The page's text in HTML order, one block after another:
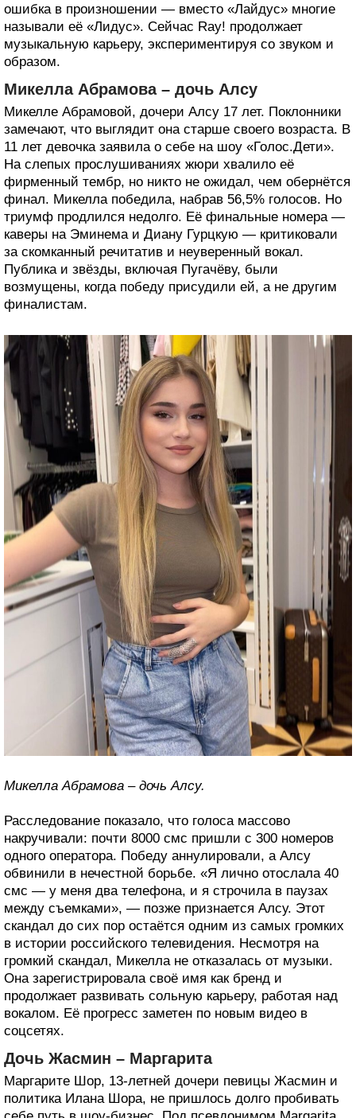
ошибка в произношении — вместо «Лайдус» многие
называли её «Лидус». Сейчас Ray! продолжает
музыкальную карьеру, экспериментируя со звуком и
образом.
Микелла Абрамова – дочь Алсу
Микелле Абрамовой, дочери Алсу 17 лет. Поклонники
замечают, что выглядит она старше своего возраста. В
11 лет девочка заявила о себе на шоу «Голос.Дети».
На слепых прослушиваниях жюри хвалило её
фирменный тембр, но никто не ожидал, чем обернётся
финал. Микелла победила, набрав 56,5% голосов. Но
триумф продлился недолго. Её финальные номера —
каверы на Эминема и Диану Гурцкую — критиковали
за скомканный речитатив и неуверенный вокал.
Публика и звёзды, включая Пугачёву, были
возмущены, когда победу присудили ей, а не другим
финалистам.
Микелла Абрамова – дочь Алсу.
Расследование показало, что голоса массово
накручивали: почти 8000 смс пришли с 300 номеров
одного оператора. Победу аннулировали, а Алсу
обвинили в нечестной борьбе. «Я лично отослала 40
смс — у меня два телефона, и я строчила в паузах
между съемками», — позже признается Алсу. Этот
скандал до сих пор остаётся одним из самых громких
в истории российского телевидения. Несмотря на
громкий скандал, Микелла не отказалась от музыки.
Она зарегистрировала своё имя как бренд и
продолжает развивать сольную карьеру, работая над
вокалом. Её прогресс заметен по новым видео в
соцсетях.
Дочь Жасмин – Маргарита
Маргарите Шор, 13-летней дочери певицы Жасмин и
политика Илана Шора, не пришлось долго пробивать